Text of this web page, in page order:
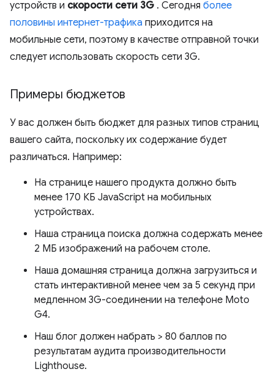
устройств и скорости сети 3G . Сегодня более
половины интернет-трафика приходится на
мобильные сети, поэтому в качестве отправной точки
следует использовать скорость сети 3G.
Примеры бюджетов
У вас должен быть бюджет для разных типов страниц
вашего сайта, поскольку их содержание будет
различаться. Например:
На странице нашего продукта должно быть
менее 170 КБ JavaScript на мобильных
устройствах.
Наша страница поиска должна содержать менее
2 МБ изображений на рабочем столе.
Наша домашняя страница должна загрузиться и
стать интерактивной менее чем за 5 секунд при
медленном 3G-соединении на телефоне Moto
G4.
Наш блог должен набрать > 80 баллов по
результатам аудита производительности
Lighthouse.